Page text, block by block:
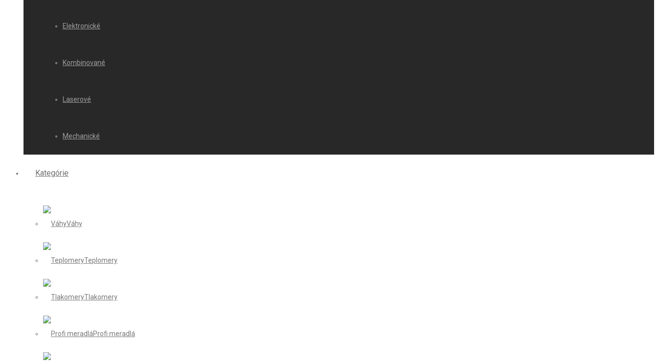
Elektronické
Kombinované
Laserové
Mechanické
Kategórie
Váhy
Teplomery
Tlakomery
Profi meradlá